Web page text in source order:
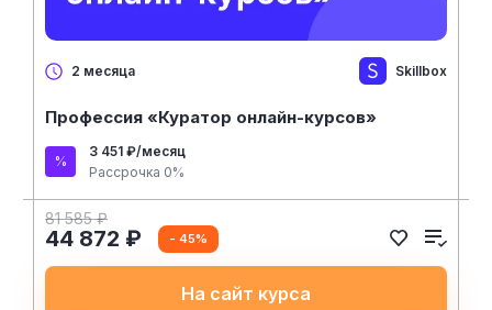
2 месяца Skillbox
Профессия «Куратор онлайн-курсов»
3 451 ₽/месяц
Рассрочка 0%
81 585 ₽
44 872 ₽ - 45%
На сайт курса